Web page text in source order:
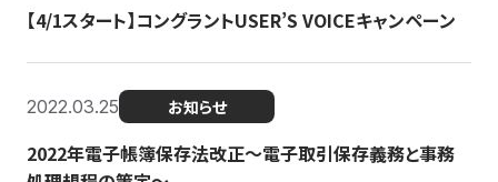
【4/1スタート】コングラントUSER’S VOICEキャンペーン
2022.03.25 お知らせ
2022年電子帳簿保存法改正～電子取引保存義務と事務